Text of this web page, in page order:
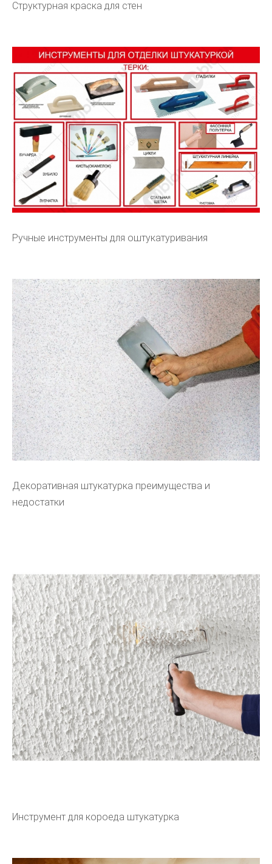
Структурная краска для стен
Ручные инструменты для оштукатуривания
Декоративная штукатурка преимущества и
недостатки
Инструмент для короеда штукатурка